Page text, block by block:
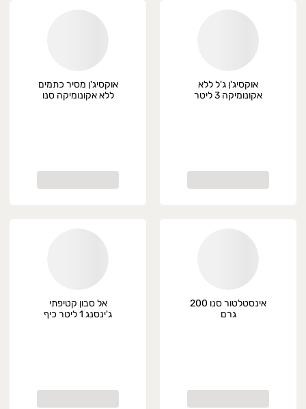
אוקסיג'ן ג'ל ללא
אקונומיקה 3 ליטר
אוקסיג'ן מסיר כתמים
ללא אקונומיקה סנו
אינסטלטור סנו 200
גרם
אל סבון קטיפתי
ג'ינסנג 1 ליטר כיף